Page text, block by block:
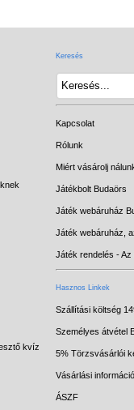
kvíz
Keresés
Kapcsolat
Rólunk
Miért vásárolj
Játékbolt Budaörs
Játék webáruház
Játék webáruház,
Játék rendelés -
Hasznos Linkek
Szállítási költség
Személyes átvétel
5% Törzsvásárlói
Vásárlási
ÁSZF